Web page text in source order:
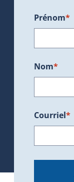
Prénom*
Nom*
Courriel*